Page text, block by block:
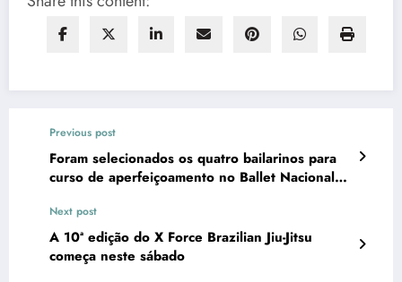
Previous post
Foram selecionados os quatro bailarinos para
curso de aperfeiçoamento no Ballet Nacional
Next post
A 10ª edição do X Force Brazilian Jiu-Jitsu
começa neste sábado